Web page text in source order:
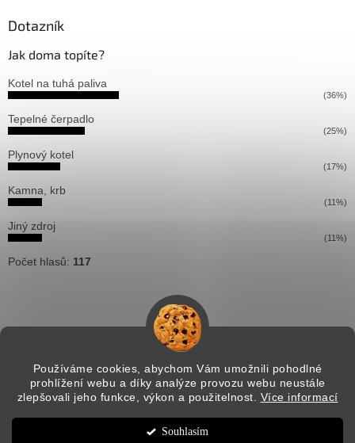
Používáme cookies, abychom Vám umožnili pohodlné
prohlížení webu a díky analýze provozu webu neustále
zlepšovali jeho funkce, výkon a použitelnost. Více informací
Souhlasím
Dotazník
Jak doma topíte?
Kotel na tuhá paliva
(36%)
Tepelné čerpadlo
(25%)
Plynový kotel
(17%)
Kamna, krb
(11%)
Jiný zdroj
(11%)
Počet hlasů: 117
Vytvořil Shoptet
Pitti solution. Všechna práva vyhrazena.